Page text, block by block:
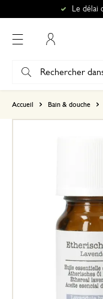
Le délai
Accueil Bain & douche